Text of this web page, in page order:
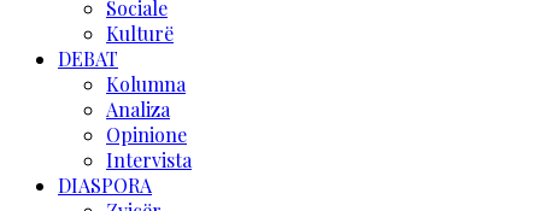
Sociale
Kulturë
DEBAT
Kolumna
Analiza
Opinione
Intervista
DIASPORA